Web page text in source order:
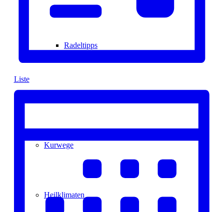
Radeltipps
Kurwege
Heilklimaten
Liste